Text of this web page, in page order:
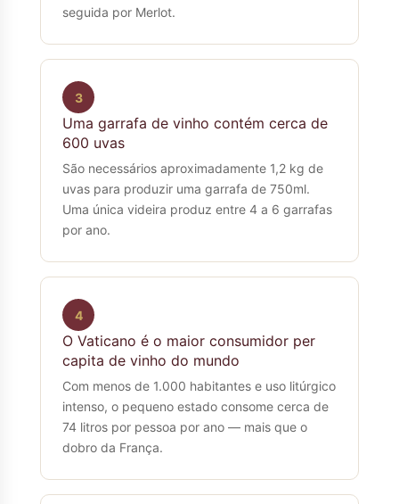
seguida por Merlot.
3
Uma garrafa de vinho contém cerca de
600 uvas
São necessários aproximadamente 1,2 kg de
uvas para produzir uma garrafa de 750ml.
Uma única videira produz entre 4 a 6 garrafas
por ano.
4
O Vaticano é o maior consumidor per
capita de vinho do mundo
Com menos de 1.000 habitantes e uso litúrgico
intenso, o pequeno estado consome cerca de
74 litros por pessoa por ano — mais que o
dobro da França.